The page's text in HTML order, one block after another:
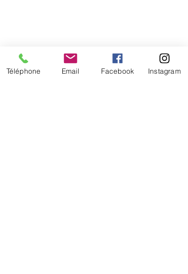
Téléphone Email Facebook Instagram